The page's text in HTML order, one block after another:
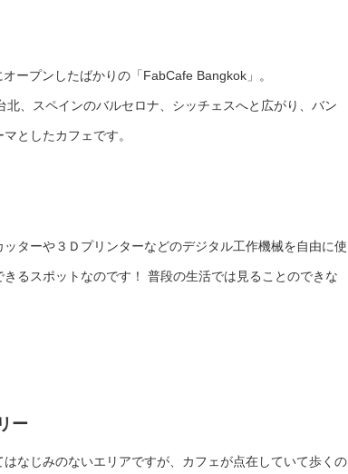
ープンしたばかりの「FabCafe Bangkok」。
、スペインのバルセロナ、シッチェスへと広がり、バン
としたカフェです。
ターや３Ｄプリンターなどのデジタル工作機械を自由に使
るスポットなのです！ 普段の生活では見ることのできな
ー
はな じみのないエリアですが、カフェが点在していて歩くの